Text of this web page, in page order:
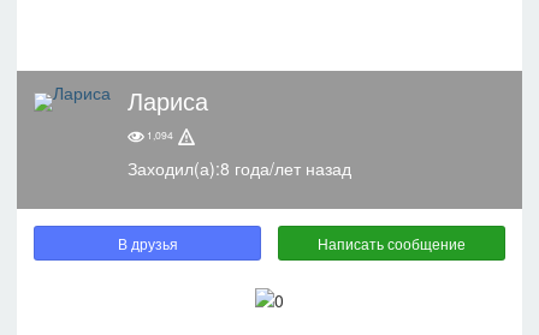
Лариса
1,094
Заходил(а):8 года/лет назад
В друзья Написать сообщение